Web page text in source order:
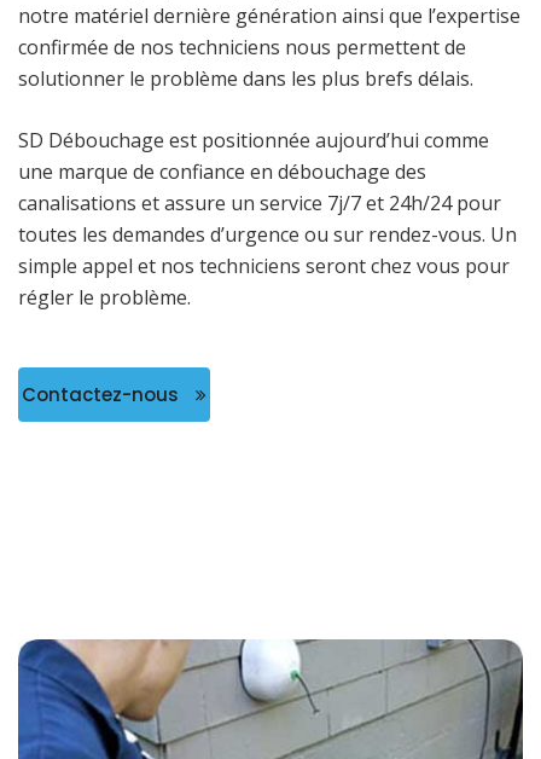
notre matériel dernière génération ainsi que l’expertise
confirmée de nos techniciens nous permettent de
solutionner le problème dans les plus brefs délais.
SD Débouchage est positionnée aujourd’hui comme
une marque de confiance en débouchage des
canalisations et assure un service 7j/7 et 24h/24 pour
toutes les demandes d’urgence ou sur rendez-vous. Un
simple appel et nos techniciens seront chez vous pour
régler le problème.
Contactez-nous